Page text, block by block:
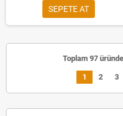
SEPETE AT
Toplam 97
1 2 3